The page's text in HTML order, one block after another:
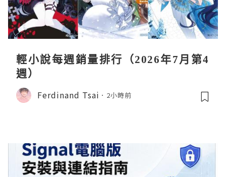
輕小說每週銷量排行（2026年7月第4
週）
Ferdinand Tsai 2小時前